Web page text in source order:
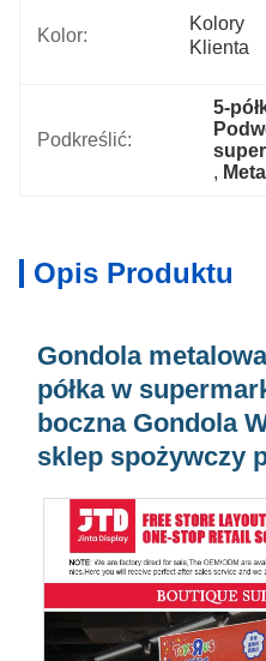
Kolor:
Kolory
Klienta
Podkreślić:
5-
,
Opis Produktu
Gondola
półka w
boczna Gondola
sklep spożywczy